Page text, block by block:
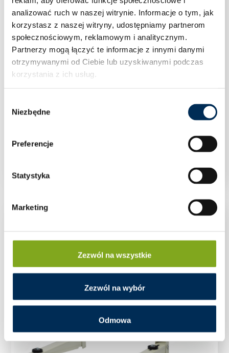
analizować ruch w naszej witrynie. Informacje o tym, jak
korzystasz z naszej witryny, udostępniamy partnerom
społecznościowym, reklamowym i analitycznym.
Partnerzy mogą łączyć te informacje z innymi danymi
otrzymywanymi od Ciebie lub uzyskiwanymi podczas
korzystania z ich usług.
zgody
Niezbędne
Preferencje
Statystyka
Marketing
Zezwól na wszystkie
Zezwól na wybór
Odmowa
Podstawa pod pompę ciepła FrameFoot FF-755